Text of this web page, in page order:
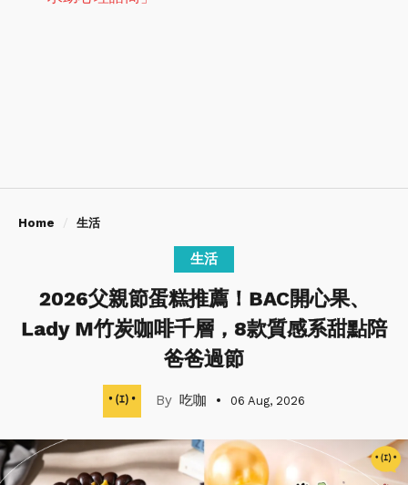
Home 生活
生活
2026父親節蛋糕推薦！BAC開心果、
Lady M竹炭咖啡千層，8款質感系甜點陪
爸爸過節
吃咖 06 Aug, 2026